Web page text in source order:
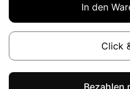
In den
Click